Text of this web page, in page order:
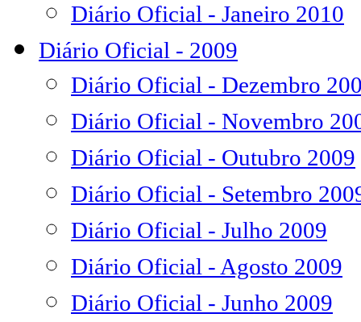
Diário Oficial - Janeiro 2010
Diário Oficial - 2009
Diário Oficial - Dezembro
Diário Oficial - Novembro
Diário Oficial - Outubro 2009
Diário Oficial - Setembro
Diário Oficial - Julho 2009
Diário Oficial - Agosto 2009
Diário Oficial - Junho 2009